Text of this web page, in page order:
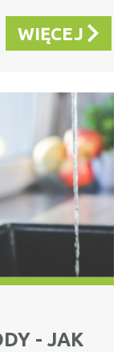
WIĘCEJ
- JAK